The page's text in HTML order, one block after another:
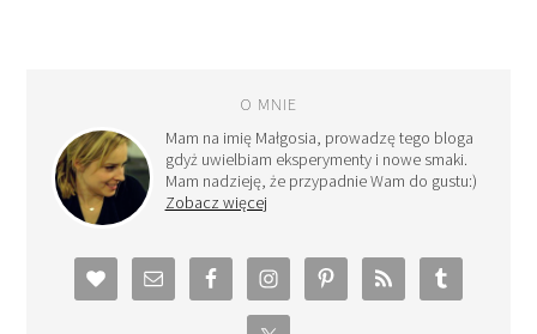
O MNIE
Mam na imię Małgosia, prowadzę tego bloga
gdyż uwielbiam eksperymenty i nowe smaki.
Mam nadzieję, że przypadnie Wam do gustu:)
Zobacz więcej